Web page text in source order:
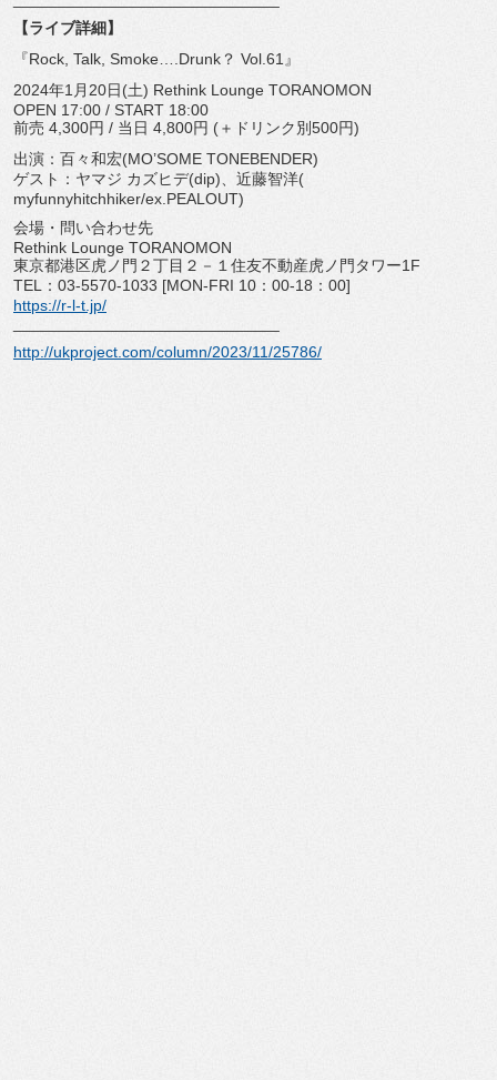
【ライブ詳細】
『Rock, Talk, Smoke….Drunk？ Vol.61』
2024年1月20日(土) Rethink Lounge TORANOMON
OPEN 17:00 / START 18:00
前売 4,300円 / 当日 4,800円 (＋ドリンク別500円)
出演：百々和宏(MO’SOME TONEBENDER)
ゲスト：ヤマジ カズヒデ(dip)、近藤智洋(
myfunnyhitchhiker/ex.PEALOUT)
会場・問い合わせ先
Rethink Lounge TORANOMON
東京都港区虎ノ門２丁目２－１住友不動産虎ノ門タワー1F
TEL：03-5570-1033 [MON-FRI 10：00-18：00]
https://r-l-t.jp/
http://ukproject.com/column/2023/11/25786/